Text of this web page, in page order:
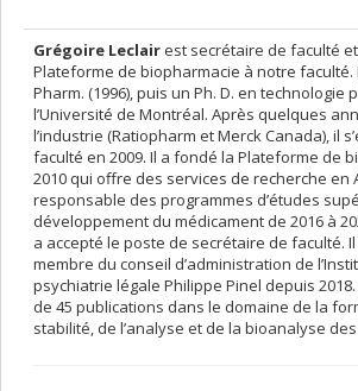
Grégoire Leclairest secrétaire de faculté
Plateforme de biopharmacie à notre faculté.
Pharm. (1996), puis un Ph. D. en technologie
l’Université de Montréal. Après quelques
l’industrie (Ratiopharm et Merck Canada), il
faculté en 2009. Il a fondé la Plateforme de
2010 qui offre des services de recherche en
responsable des programmes d’études
développement du médicament de 2016 à
a accepté le poste de secrétaire de faculté.
membre du conseil d’administration de
psychiatrie légale Philippe Pinel depuis
de 45 publications dans le domaine de la
stabilité, de l’analyse et de la bioanalyse